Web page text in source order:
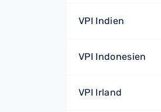
VPI Indien
VPI Indonesien
VPI Irland